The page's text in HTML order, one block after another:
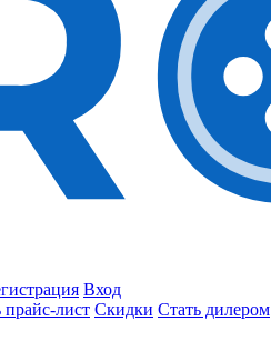
Вход
прайс-лист Скидки Стать дилером